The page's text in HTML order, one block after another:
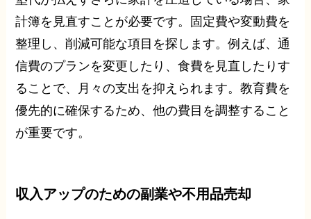
計簿を見直すことが必要です。固定費や変動費を
整理し、削減可能な項目を探します。例えば、通
信費のプランを変更したり、食費を見直したりす
ることで、月々の支出を抑えられます。教育費を
優先的に確保するため、他の費目を調整すること
が重要です。
収入アップのための副業や不用品売却